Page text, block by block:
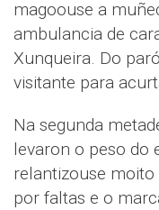
magoouse a
ambulancia de
Xunqueira. Do
visitante para
Na segunda
levaron o peso do
relantizouse
por faltas e o